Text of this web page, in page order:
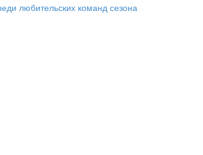
любительских команд сезона